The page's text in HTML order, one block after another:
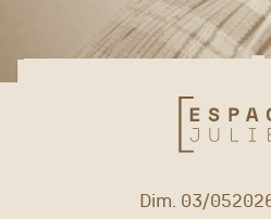
dimanche
Dim. 03/mai
05